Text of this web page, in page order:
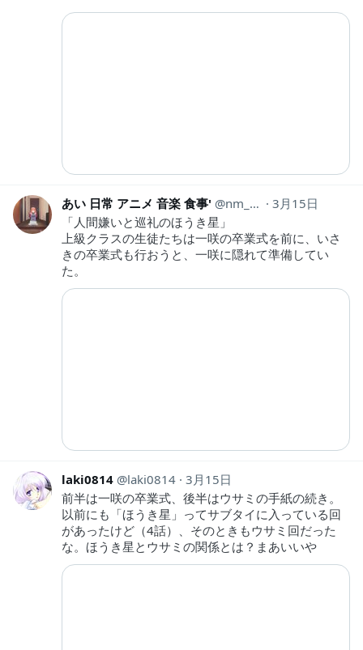
あい 日常 アニメ 音楽 食事' nm_hh440
3月15日
「人間嫌いと巡礼のほうき星」
上級クラスの生徒たちは一咲の卒業式を前に、いさ
きの卒業式も行おうと、一咲に隠れて準備してい
た。
laki0814 laki0814 3月15日
前半は一咲の卒業式、後半はウサミの手紙の続き。
以前にも「ほうき星」ってサブタイに入っている回
があったけど（4話）、そのときもウサミ回だった
な。ほうき星とウサミの関係とは？まあいいや